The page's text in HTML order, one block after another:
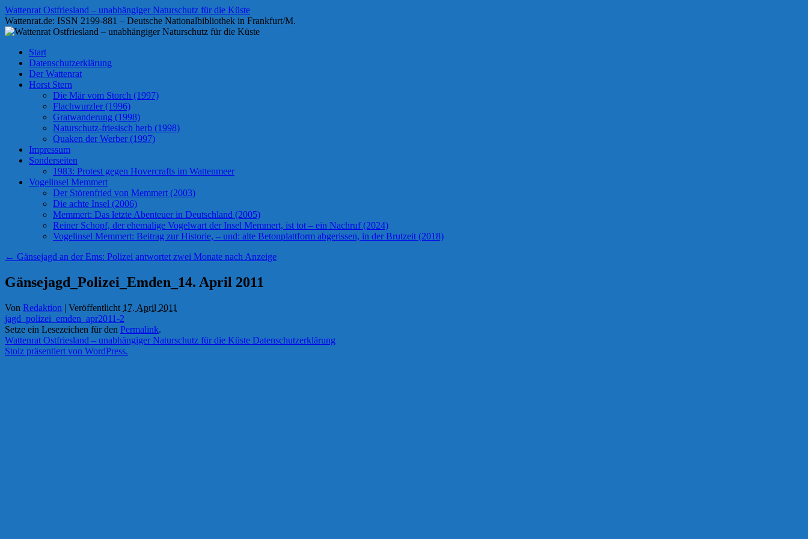
Zum
Inhalt
springen
Wattenrat Ostfriesland – unabhängiger Naturschutz für die Küste
Wattenrat.de: ISSN 2199-881 – Deutsche Nationalbibliothek in Frankfurt/M.
Start
Datenschutzerklärung
Der Wattenrat
Horst Stern
Die Mär vom Storch (1997)
Flachwurzler (1996)
Gratwanderung (1998)
Naturschutz-friesisch herb (1998)
Quaken der Werber (1997)
Impressum
Sonderseiten
1983: Protest gegen Hovercrafts im Wattenmeer
Vogelinsel Memmert
Der Störenfried von Memmert (2003)
Die achte Insel (2006)
Memmert: Das letzte Abenteuer in Deutschland (2005)
Reiner Schopf, der ehemalige Vogelwart der Insel Memmert, ist tot – ein Nachruf (2024)
Vogelinsel Memmert: Beitrag zur Historie, – und: alte Betonplattform abgerissen, in der Brutzeit (2018)
← Gänsejagd an der Ems: Polizei antwortet zwei Monate nach Anzeige
Gänsejagd_Polizei_Emden_14. April 2011
Von Redaktion | Veröffentlicht 17. April 2011
jagd_polizei_emden_apr2011-2
Setze ein Lesezeichen für den Permalink.
Wattenrat Ostfriesland – unabhängiger Naturschutz für die Küste Datenschutzerklärung
Stolz präsentiert von WordPress.